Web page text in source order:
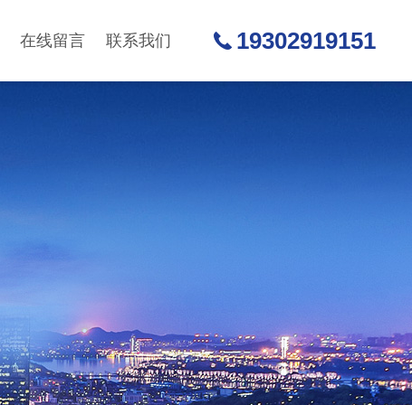
在线留言 联系我们 19302919151